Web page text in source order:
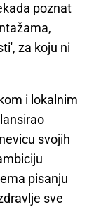
poznat
za koju ni
i lokalnim
svojih
pisanju
sve